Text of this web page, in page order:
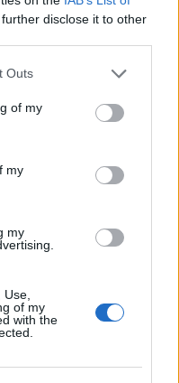
disclose it to other
Outs
of my
my
my
of my
with the
portale è di nostra proprietà.
Magazine" sono in parte
attraverso regolari
autorizzati alla pubblicazione, e
autori avessero qualcosa in
alla redazione (indirizzo